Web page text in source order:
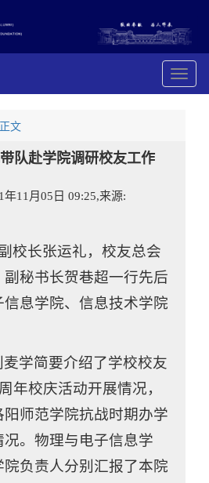
展
开
正文
队赴学院调研校友工作
年11月05日 09:25,来源:
校长张运礼，校友总会
秘书长贺巷超一行先后
息学院、信息技术学院
学简要介绍了学校校友
年校庆活动开展情况，
师范学院抗战时期办学
。物理与电子信息学
院负责人分别汇报了本院